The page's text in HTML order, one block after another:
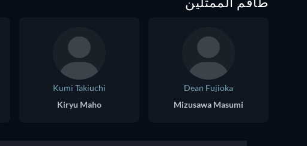
طاقم الممثلين
Dean Fujioka
Mizusawa Masumi
Kumi Takiuchi
Kiryu Maho